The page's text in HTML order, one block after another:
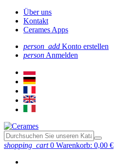
Über uns
Kontakt
Cerames Apps
person_add Konto erstellen
person Anmelden
shopping_cart 0 Warenkorb: 0,00 €